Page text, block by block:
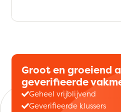
Groot en groeiend
geverifieerde
Geheel vrijblijvend
Geverifieerde klussers